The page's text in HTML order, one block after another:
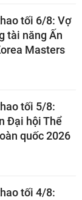
tối 6/8: Vợ
tài năng Ấn
Masters
tối 5/8:
Đại hội Thể
quốc 2026
tối 4/8: